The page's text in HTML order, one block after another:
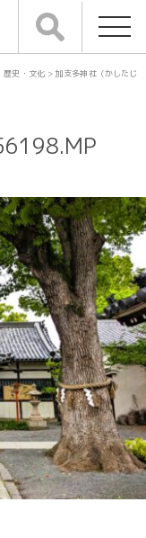
歴史・文化>加支多神社（かしたじ